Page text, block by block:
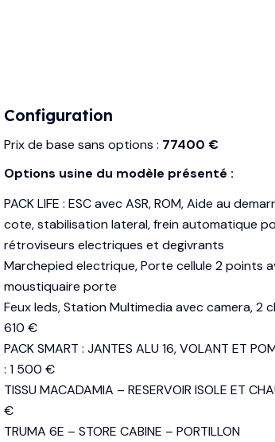
Configuration
Prix de base sans options : 77400 €
Options usine du modèle présenté :
PACK LIFE : ESC avec ASR, ROM, Aide au
cote, stabilisation lateral, frein automatique
rétroviseurs electriques et degivrants
Marchepied electrique, Porte cellule 2 points
moustiquaire porte
Feux leds, Station Multimedia avec camera, 2
610 €
PACK SMART : JANTES ALU 16, VOLANT ET
: 1 500 €
TISSU MACADAMIA – RESERVOIR ISOLE ET
€
TRUMA 6E – STORE CABINE – PORTILLON